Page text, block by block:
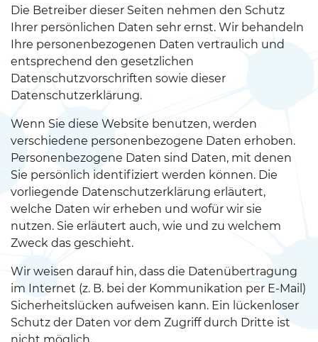
Die Betreiber dieser Seiten nehmen den Schutz
Ihrer persönlichen Daten sehr ernst. Wir behandeln
Ihre personenbezogenen Daten vertraulich und
entsprechend den gesetzlichen
Datenschutzvorschriften sowie dieser
Datenschutzerklärung.
Wenn Sie diese Website benutzen, werden
verschiedene personenbezogene Daten erhoben.
Personenbezogene Daten sind Daten, mit denen
Sie persönlich identifiziert werden können. Die
vorliegende Datenschutzerklärung erläutert,
welche Daten wir erheben und wofür wir sie
nutzen. Sie erläutert auch, wie und zu welchem
Zweck das geschieht.
Wir weisen darauf hin, dass die Datenübertragung
im Internet (z. B. bei der Kommunikation per E-Mail)
Sicherheitslücken aufweisen kann. Ein lückenloser
Schutz der Daten vor dem Zugriff durch Dritte ist